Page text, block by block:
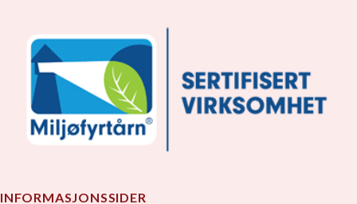
INFORMASJONSSIDER